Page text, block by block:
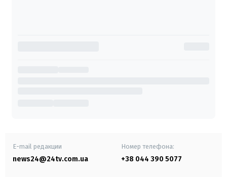
E-mail редакции
news24@24tv.com.ua
Номер телефона:
+38 044 390 5077